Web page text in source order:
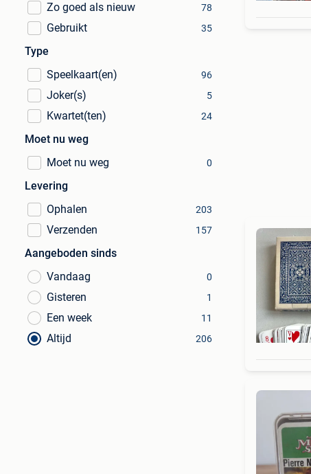
Zo goed als nieuw 78
Gebruikt 35
Type
Speelkaart(en)
96
Joker(s) 5
Kwartet(ten) 24
Moet nu weg
Moet nu weg
0
Levering
Ophalen
203
Verzenden 157
Aangeboden sinds
Vandaag
0
Gisteren 1
Een week 11
Altijd 206